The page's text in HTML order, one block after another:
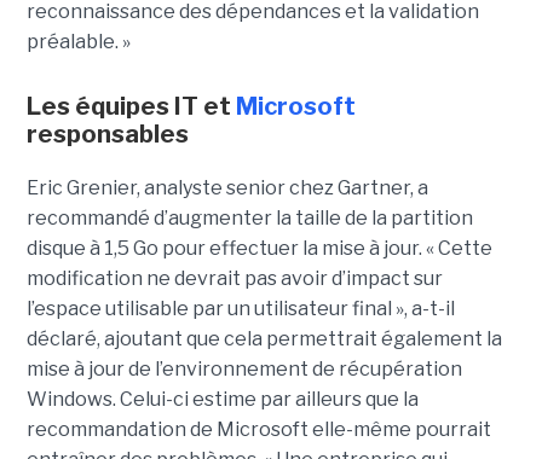
reconnaissance des dépendances et la validation
préalable. »
Les équipes IT et Microsoft
responsables
Eric Grenier, analyste senior chez Gartner, a
recommandé d’augmenter la taille de la partition
disque à 1,5 Go pour effectuer la mise à jour. « Cette
modification ne devrait pas avoir d’impact sur
l’espace utilisable par un utilisateur final », a-t-il
déclaré, ajoutant que cela permettrait également la
mise à jour de l’environnement de récupération
Windows. Celui-ci estime par ailleurs que la
recommandation de Microsoft elle-même pourrait